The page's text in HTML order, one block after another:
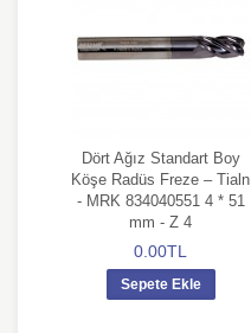
Dört Ağız Standart Boy
Köşe Radüs Freze – Tialn
- MRK 834040551 4 * 51
mm - Z 4
0.00TL
Sepete Ekle